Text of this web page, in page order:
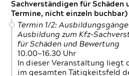
Sachverständigen für Schäden
Termine, nicht einzeln buchbar)
Termin 1/2:
Ausbildung zum Kfz-
für Schäden und Bewertung
10.00—16.30 Uhr
In dieser Veranstaltung liegt
im gesamten Tätigkeitsfeld